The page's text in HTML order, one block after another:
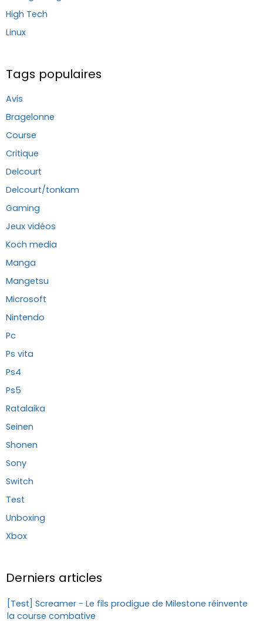
High Tech
Linux
Tags populaires
Avis
Bragelonne
Course
Critique
Delcourt
Delcourt/tonkam
Gaming
Jeux vidéos
Koch media
Manga
Mangetsu
Microsoft
Nintendo
Pc
Ps vita
Ps4
Ps5
Ratalaika
Seinen
Shonen
Sony
Switch
Test
Unboxing
Xbox
Derniers articles
[Test] Screamer - Le fils prodigue de Milestone réinvente
la course combative